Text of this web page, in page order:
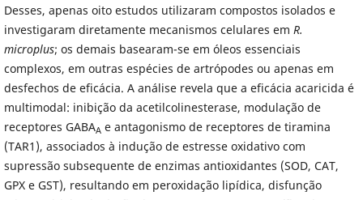
Desses, apenas oito estudos utilizaram compostos isolados e
investigaram diretamente mecanismos celulares em R.
microplus; os demais basearam-se em óleos essenciais
complexos, em outras espécies de artrópodes ou apenas em
desfechos de eficácia. A análise revela que a eficácia acaricida é
multimodal: inibição da acetilcolinesterase, modulação de
receptores GABAA e antagonismo de receptores de tiramina
(TAR1), associados à indução de estresse oxidativo com
supressão subsequente de enzimas antioxidantes (SOD, CAT,
GPX e GST), resultando em peroxidação lipídica, disfunção